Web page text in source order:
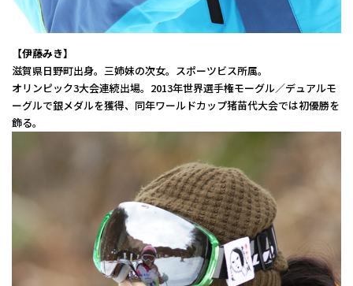
【伊藤みき】
滋賀県日野町出身。三姉妹の次女。スポーツビス所属。
オリンピック3大会連続出場。2013年世界選手権モーグル／デュアルモ
ーグルで銀メダルを獲得、同年ワールドカップ猪苗代大会では初優勝を
飾る。